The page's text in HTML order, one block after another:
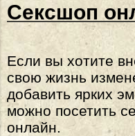
Сексшоп
Если вы хотите
свою жизнь
добавить ярких
можно посетить
онлайн.